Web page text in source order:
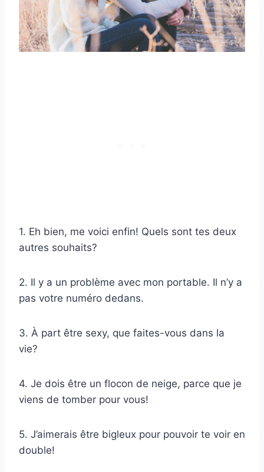
1. Eh bien, me voici enfin! Quels sont tes deux
autres souhaits?
2. Il y a un problème avec mon portable. Il n’y a
pas votre numéro dedans.
3. À part être sexy, que faites-vous dans la
vie?
4. Je dois être un flocon de neige, parce que je
viens de tomber pour vous!
5. J’aimerais être bigleux pour pouvoir te voir en
double!